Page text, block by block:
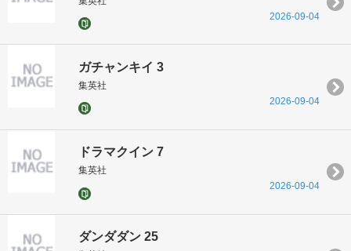
2026-09-04
ガチャンキイ 3
集英社
2026-09-04
ドラマクイン 7
集英社
2026-09-04
ダンダダン 25